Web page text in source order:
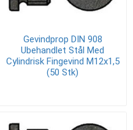
Gevindprop DIN 908
Ubehandlet Stål Med
Cylindrisk Fingevind M12x1,5
(50 Stk)